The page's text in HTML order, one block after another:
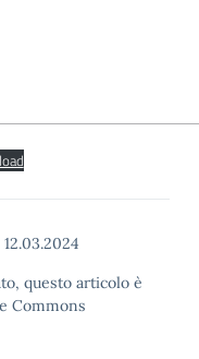
12.03.2024
questo articolo è
Commons